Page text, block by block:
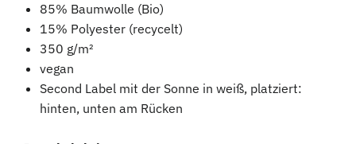
85% Baumwolle (Bio)
15% Polyester (recycelt)
350 g/m²
vegan
Second Label mit der Sonne in weiß, platziert:
hinten, unten am Rücken